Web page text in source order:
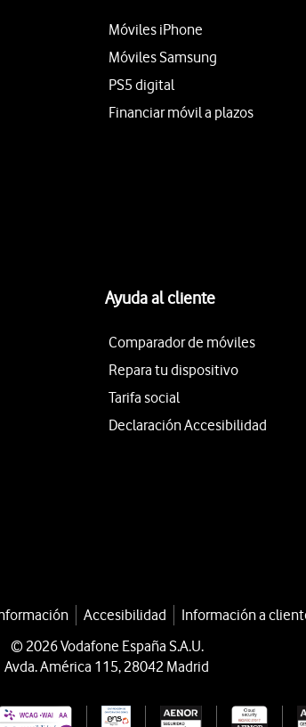
Móviles iPhone
Móviles Samsung
PS5 digital
Financiar móvil a plazos
Ayuda al cliente
Comparador de móviles
Repara tu dispositivo
Tarifa social
Declaración Accesibilidad
Accesibilidad Información a
© 2026 Vodafone España S.A.U.
Avda. América 115, 28042 Madrid